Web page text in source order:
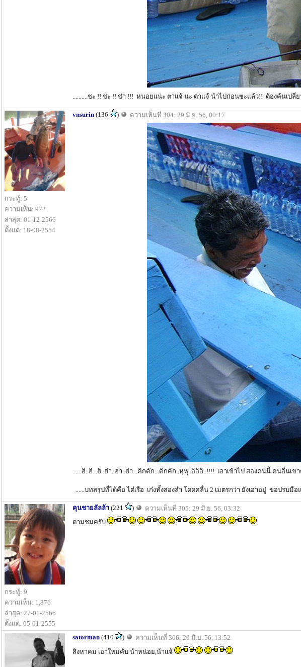
..........ชะ !! ชะ !! ช่า !!! หนอยแน่ะ ตาแจ้ นะ ตาแจ้ นำไปก่อนซะแล้ว!! ต้องค้นเปลี่ย
กระทู้: 5
ความเห็น: 972
ล่าสุด: 01-12-2566
ตั้งแต่: 18-08-2554
vnsurin (136 ) ความเห็นที่ 304: 29 มิ.ย. 56, 00:17
......ฮิ..ฮิ...ฮิ..ฮ่า..ฮ่า..ฮ่า...คิกคัก...คิกคัก..หุหุ..อิอิอิ..!!!! เอาเข้าไป สองคนนี้ คนอื่น
......บทสรุปที่ได้คือ ไต๋เรือ เก๋งทั้งสองลำ โดดคลื่น 2 เมตรกว่า ยังเอาอยู่ ขอปรบมือ
กระทู้: 9
ความเห็น: 1,876
ล่าสุด: 27-01-2566
ตั้งแต่: 05-01-2555
คุนชายลัลล้า (221 )
ความเห็นที่ 305: 29 มิ.ย. 56, 03:32
ตามชมครับ
satorman (410 ) ความเห็นที่ 306: 29 มิ.ย. 56, 13:52
สิงหาคม เอาใหม่คับ น้าหน่อย,น้าแจ้